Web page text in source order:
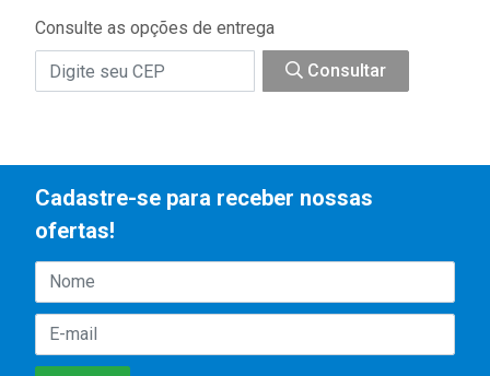
Consulte as opções de entrega
Consultar
Cadastre-se para receber nossas
ofertas!